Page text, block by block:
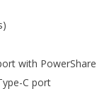
with PowerShare
C port